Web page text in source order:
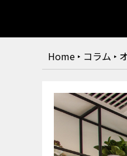
Home ‣ コラム ‣